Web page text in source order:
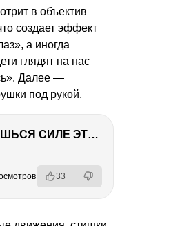
в объектив
создает эффект
а иногда
глядят на нас
Далее —
под рукой.
ТЫ УДИВИШЬСЯ СИЛЕ ЭТО ЧЕЛОВЕКА! Блог о нашей поездке в Вышний Волочек
33